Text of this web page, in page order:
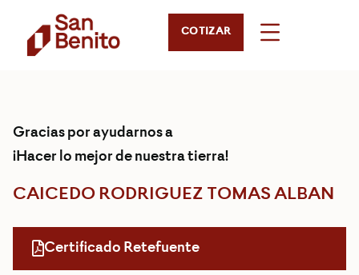
COTIZAR
Gracias por ayudarnos a
¡Hacer lo mejor de nuestra tierra!
CAICEDO RODRIGUEZ TOMAS ALBAN
Certificado Retefuente